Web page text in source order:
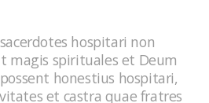
hospitari non
magis spirituales et Deum
honestius hospitari,
et castra quae fratres